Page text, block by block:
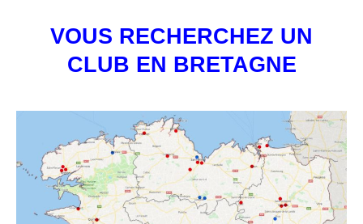
VOUS RECHERCHEZ UN
CLUB EN BRETAGNE